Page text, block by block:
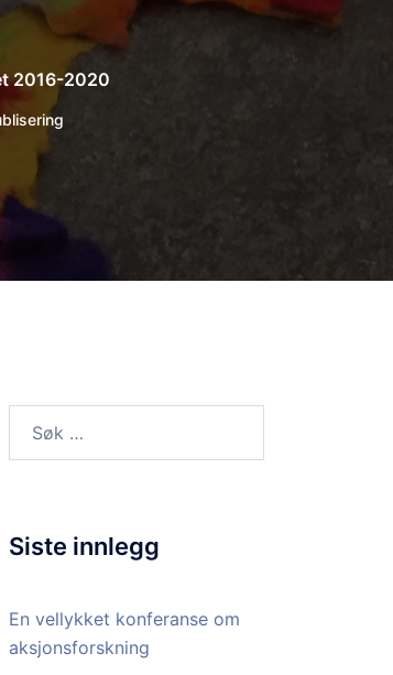
2016-2020
Siste innlegg
En vellykket konferanse om
aksjonsforskning